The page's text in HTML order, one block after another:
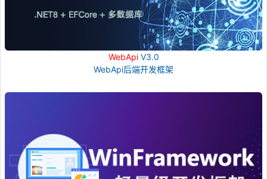
WebApiV3.0
WebApi后端开发框架